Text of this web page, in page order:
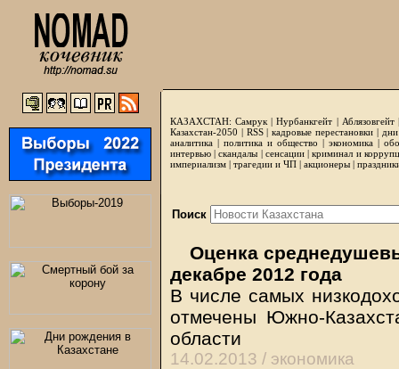
КАЗАХСТАН: Самрук |Нурбанкгейт | Аблязовгейт
Казахстан-2050 | RSS|кадровые перестановки|
аналитика | политика и общество | экономика |
интервью |скандалы | сенсации|криминал и
империализм | трагедии и ЧП | акционеры |
Поиск
Оценка
декабре 2012 года
В числе самых
отмечены Южно-
области
14.02.2013 / экономика